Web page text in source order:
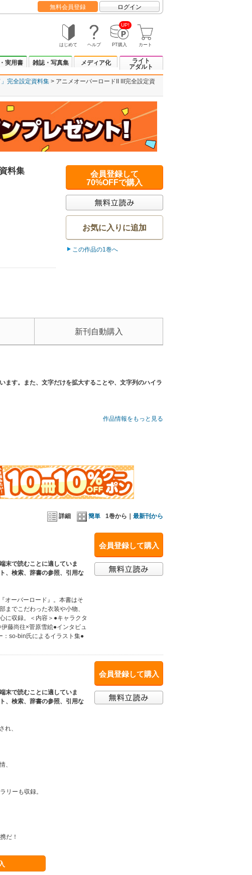
無料会員登録 ログイン
はじめて ヘルプ
UP!
PT購入 カート
実用書 雑誌・写真集 メディア化
ライト
アダルト
完全設定資料集
アニメオーバーロードII III完全設定資
料集
会員登録して
70%OFFで購入
お気に入りに追加
この作品の1巻へ
新刊自動購入
す。また、文字だけを拡大することや、文字列のハイラ
作品情報をもっと見る
詳細 簡単 1巻から｜ 最新刊から
会員登録して購入
末で読むことに適していま
、検索、辞書の参照、引用な
オーバーロード』。本書はそ
までこだわった衣装や小物、
に収録。＜内容＞●キャラクタ
藤尚往×菅原雪絵●インタビュ
：so-bin氏によるイラスト集●
会員登録して購入
末で読むことに適していま
、検索、辞書の参照、引用な
れ、
、
リーも収録。
だ！